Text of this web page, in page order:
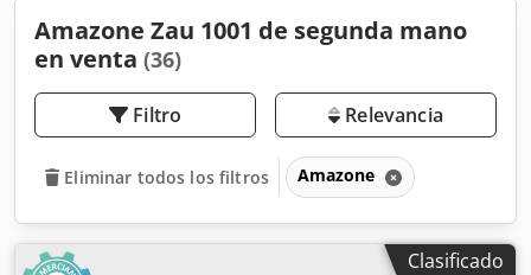
Amazone Zau 1001 de segunda mano
en venta (36)
Filtro Relevancia
Eliminar todos los filtros Amazone
Clasificado